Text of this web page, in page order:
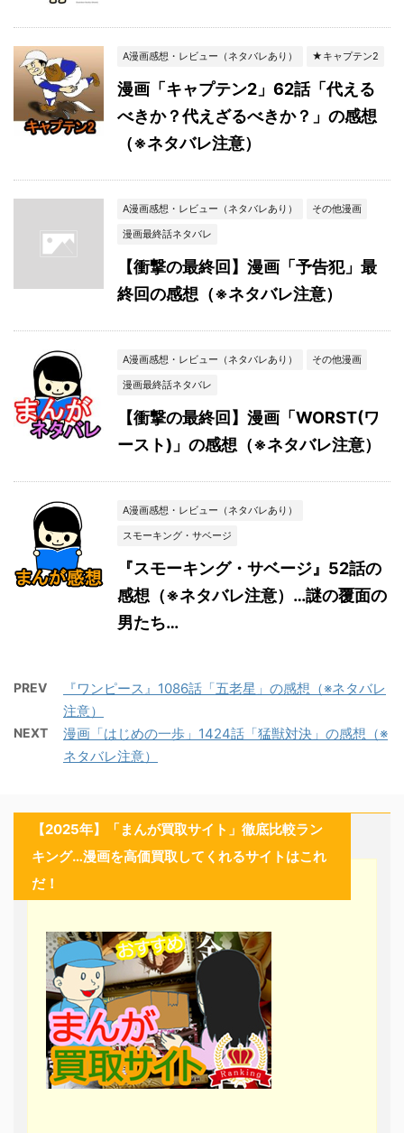
A漫画感想・レビュー（ネタバレあり） ★キャプテン2
漫画「キャプテン2」62話「代える
べきか？代えざるべきか？」の感想
（※ネタバレ注意）
A漫画感想・レビュー（ネタバレあり）
その他漫画
漫画最終話ネタバレ
【衝撃の最終回】漫画「予告犯」最
終回の感想（※ネタバレ注意）
A漫画感想・レビュー（ネタバレあり）
その他漫画
漫画最終話ネタバレ
【衝撃の最終回】漫画「WORST(ワ
ースト)」の感想（※ネタバレ注意）
A漫画感想・レビュー（ネタバレあり）
スモーキング・サベージ
『スモーキング・サベージ』52話の
感想（※ネタバレ注意）…謎の覆面の
男たち…
PREV
『ワンピース』1086話「五老星」の感想（※ネタバレ
注意）
NEXT
漫画「はじめの一歩」1424話「猛獣対決」の感想（※
ネタバレ注意）
【2025年】「まんが買取サイト」徹底比較ラン
キング…漫画を高価買取してくれるサイトはこれ
だ！